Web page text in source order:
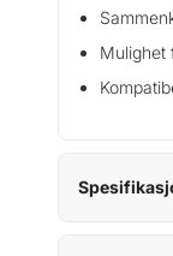
Mulighet